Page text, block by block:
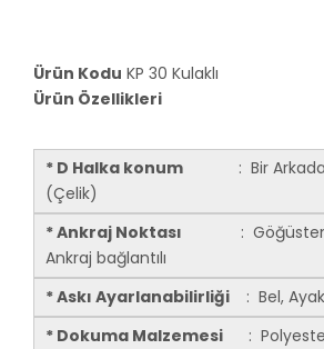
Ürün Kodu KP 30 Kulaklı
Ürün Özellikleri
* D Halka konum
: Bir Arkada,
(Çelik)
* Ankraj Noktası
:
Ankraj bağlantılı
* Askı Ayarlanabilirliği
: Bel,
* Dokuma Malzemesi
: